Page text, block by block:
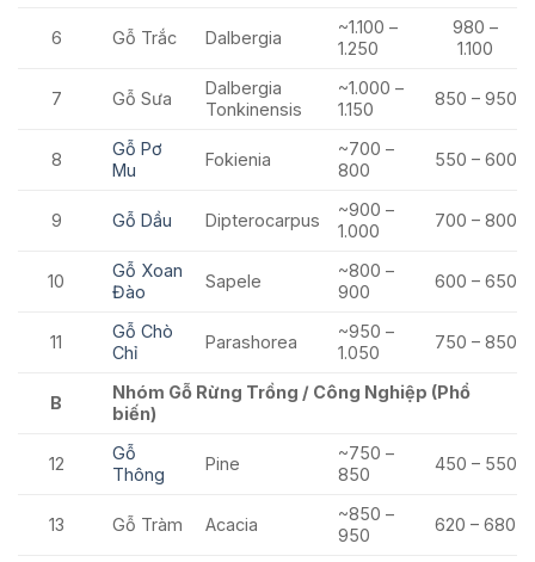
6 Gỗ Trắc Dalbergia
~1.100 –
1.250
980 –
1.100
7 Gỗ Sưa
Dalbergia
Tonkinensis
~1.000 –
1.150
850 – 950
8
Gỗ Pơ
Mu
Fokienia
~700 –
800
550 – 600
9 Gỗ Dầu Dipterocarpus
~900 –
1.000
700 – 800
10
Gỗ Xoan
Đào
Sapele
~800 –
900
600 – 650
11
Gỗ Chò
Chỉ
Parashorea
~950 –
1.050
750 – 850
B
Nhóm Gỗ Rừng Trồng / Công Nghiệp (Phổ
biến)
12
Gỗ
Thông
Pine
~750 –
850
450 – 550
13 Gỗ Tràm Acacia
~850 –
950
620 – 680